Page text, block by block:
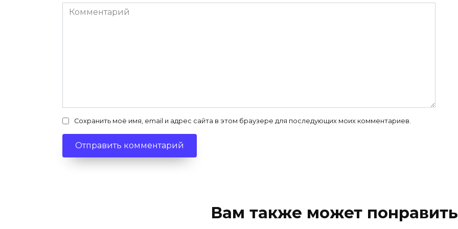
Комментарий
Сохранить моё имя, email и адрес сайта в этом браузере для последующих моих комментариев.
Вам также может